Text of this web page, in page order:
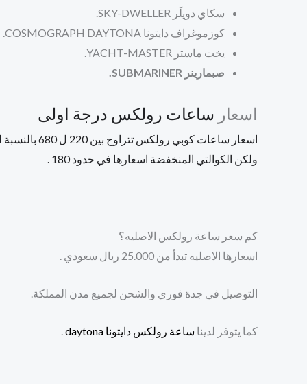
سكاي دويلَر SKY-DWELLER.
كوزموغراف دايتونا COSMOGRAPH DAYTONA.
يخت ماستر YACHT-MASTER.
صبمارينر SUBMARINER.
اسعار ساعات رولكس درجة اولى
اسعار ساعات كوبي رولكس تتراوح بين 220 ل 680 بالنسبة للكوالتي العاليه ,
ولكن الكوالتي المنخفضة اسعارها في حدود 180 .
كم سعر ساعة رولكس الاصليه؟
اسعارها الاصليه تبدأ من 25.000 ريال سعودي .
التوصيل في جدة فوري والشحن لجميع مدن المملكة.
كما يتوفر لدينا ساعة رولكس دايتونا daytona